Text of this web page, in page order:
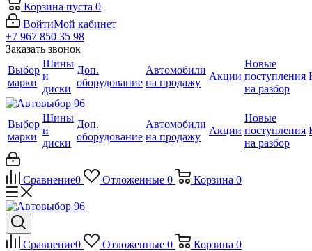
Корзина пуста 0
ВойтиМой кабинет
+7 967 850 35 98
Заказать звонок
Выбор
марки
Шины
и
диски
Доп.
оборудование
Автомобили
на продажу
Акции
Новые
поступления
на разбор
Выбор
марки
Шины
и
диски
Доп.
оборудование
Автомобили
на продажу
Акции
Новые
поступления
на разбор
Сравнение0 Отложенные 0 Корзина 0
Сравнение0 Отложенные 0 Корзина 0